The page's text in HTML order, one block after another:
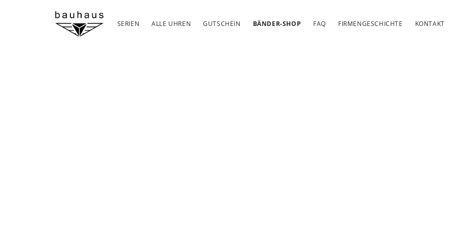
SERIEN ALLE UHREN GUTSCHEIN BÄNDER-SHOP FAQ FIRMENGESCHICHTE KONTAKT